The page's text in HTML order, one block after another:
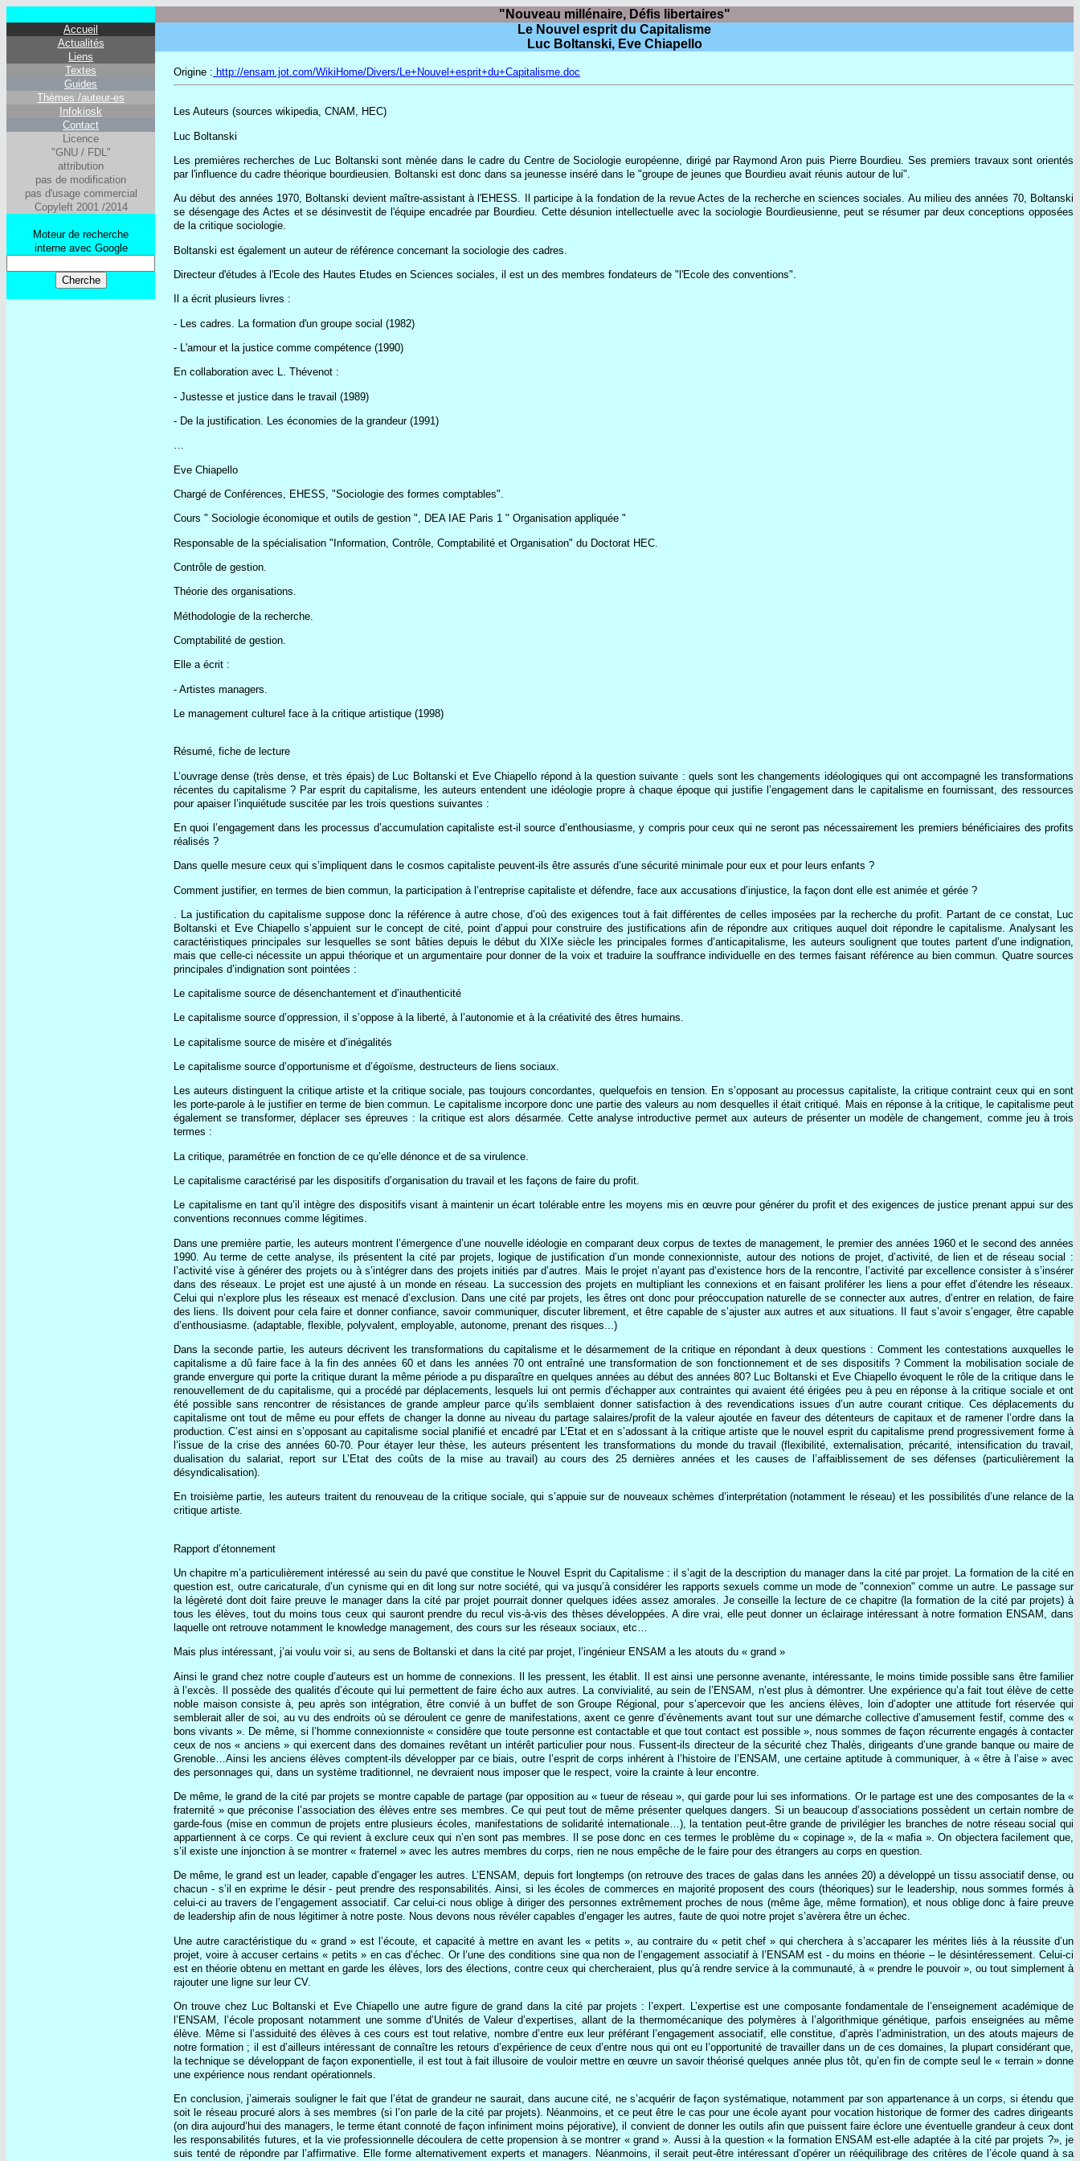
"Nouveau millénaire, Défis libertaires"
Accueil
Actualités
Liens
Textes
Guides
Thèmes /auteur-es
Infokiosk
Contact
Licence
"GNU / FDL"
attribution
pas de modification
pas d'usage commercial
Copyleft 2001 /2014
Moteur de recherche
interne avec Google
Le Nouvel esprit du Capitalisme
Luc Boltanski, Eve Chiapello
Origine : http://ensam.jot.com/WikiHome/Divers/Le+Nouvel+esprit+du+Capitalisme.doc
Les Auteurs (sources wikipedia, CNAM, HEC)
Luc Boltanski
Les premières recherches de Luc Boltanski sont mènée dans le cadre du Centre de Sociologie européenne, dirigé par Raymond Aron puis Pierre Bourdieu. Ses premiers travaux sont orientés
par l'influence du cadre théorique bourdieusien. Boltanski est donc dans sa jeunesse inséré dans le "groupe de jeunes que Bourdieu avait réunis autour de lui".
Au début des années 1970, Boltanski devient maître-assistant à l'EHESS. Il participe à la fondation de la revue Actes de la recherche en sciences sociales. Au milieu des années 70, Boltanski
se désengage des Actes et se désinvestit de l'équipe encadrée par Bourdieu. Cette désunion intellectuelle avec la sociologie Bourdieusienne, peut se résumer par deux conceptions opposées
de la critique sociologie.
Boltanski est également un auteur de référence concernant la sociologie des cadres.
Directeur d'études à l'Ecole des Hautes Etudes en Sciences sociales, il est un des membres fondateurs de "l'Ecole des conventions".
Il a écrit plusieurs livres :
- Les cadres. La formation d'un groupe social (1982)
- L'amour et la justice comme compétence (1990)
En collaboration avec L. Thévenot :
- Justesse et justice dans le travail (1989)
- De la justification. Les économies de la grandeur (1991)
…
Eve Chiapello
Chargé de Conférences, EHESS, "Sociologie des formes comptables".
Cours " Sociologie économique et outils de gestion ", DEA IAE Paris 1 " Organisation appliquée "
Responsable de la spécialisation "Information, Contrôle, Comptabilité et Organisation" du Doctorat HEC.
Contrôle de gestion.
Théorie des organisations.
Méthodologie de la recherche.
Comptabilité de gestion.
Elle a écrit :
- Artistes managers.
Le management culturel face à la critique artistique (1998)
Résumé, fiche de lecture
L’ouvrage dense (très dense, et très épais) de Luc Boltanski et Eve Chiapello répond à la question suivante : quels sont les changements idéologiques qui ont accompagné les transformations
récentes du capitalisme ? Par esprit du capitalisme, les auteurs entendent une idéologie propre à chaque époque qui justifie l’engagement dans le capitalisme en fournissant, des ressources
pour apaiser l’inquiétude suscitée par les trois questions suivantes :
En quoi l’engagement dans les processus d’accumulation capitaliste est-il source d’enthousiasme, y compris pour ceux qui ne seront pas nécessairement les premiers bénéficiaires des profits
réalisés ?
Dans quelle mesure ceux qui s’impliquent dans le cosmos capitaliste peuvent-ils être assurés d’une sécurité minimale pour eux et pour leurs enfants ?
Comment justifier, en termes de bien commun, la participation à l’entreprise capitaliste et défendre, face aux accusations d’injustice, la façon dont elle est animée et gérée ?
. La justification du capitalisme suppose donc la référence à autre chose, d’où des exigences tout à fait différentes de celles imposées par la recherche du profit. Partant de ce constat, Luc
Boltanski et Eve Chiapello s’appuient sur le concept de cité, point d’appui pour construire des justifications afin de répondre aux critiques auquel doit répondre le capitalisme. Analysant les
caractéristiques principales sur lesquelles se sont bâties depuis le début du XIXe siècle les principales formes d’anticapitalisme, les auteurs soulignent que toutes partent d’une indignation,
mais que celle-ci nécessite un appui théorique et un argumentaire pour donner de la voix et traduire la souffrance individuelle en des termes faisant référence au bien commun. Quatre sources
principales d’indignation sont pointées :
Le capitalisme source de désenchantement et d’inauthenticité
Le capitalisme source d’oppression, il s’oppose à la liberté, à l’autonomie et à la créativité des êtres humains.
Le capitalisme source de misère et d’inégalités
Le capitalisme source d’opportunisme et d’égoïsme, destructeurs de liens sociaux.
Les auteurs distinguent la critique artiste et la critique sociale, pas toujours concordantes, quelquefois en tension. En s’opposant au processus capitaliste, la critique contraint ceux qui en sont
les porte-parole à le justifier en terme de bien commun. Le capitalisme incorpore donc une partie des valeurs au nom desquelles il était critiqué. Mais en réponse à la critique, le capitalisme peut
également se transformer, déplacer ses épreuves : la critique est alors désarmée. Cette analyse introductive permet aux auteurs de présenter un modèle de changement, comme jeu à trois
termes :
La critique, paramétrée en fonction de ce qu’elle dénonce et de sa virulence.
Le capitalisme caractérisé par les dispositifs d’organisation du travail et les façons de faire du profit.
Le capitalisme en tant qu’il intègre des dispositifs visant à maintenir un écart tolérable entre les moyens mis en œuvre pour générer du profit et des exigences de justice prenant appui sur des
conventions reconnues comme légitimes.
Dans une première partie, les auteurs montrent l’émergence d’une nouvelle idéologie en comparant deux corpus de textes de management, le premier des années 1960 et le second des années
1990. Au terme de cette analyse, ils présentent la cité par projets, logique de justification d’un monde connexionniste, autour des notions de projet, d’activité, de lien et de réseau social :
l’activité vise à générer des projets ou à s’intégrer dans des projets initiés par d’autres. Mais le projet n’ayant pas d’existence hors de la rencontre, l’activité par excellence consister à s’insérer
dans des réseaux. Le projet est une ajusté à un monde en réseau. La succession des projets en multipliant les connexions et en faisant proliférer les liens a pour effet d’étendre les réseaux.
Celui qui n’explore plus les réseaux est menacé d’exclusion. Dans une cité par projets, les êtres ont donc pour préoccupation naturelle de se connecter aux autres, d’entrer en relation, de faire
des liens. Ils doivent pour cela faire et donner confiance, savoir communiquer, discuter librement, et être capable de s’ajuster aux autres et aux situations. Il faut s’avoir s’engager, être capable
d’enthousiasme. (adaptable, flexible, polyvalent, employable, autonome, prenant des risques...)
Dans la seconde partie, les auteurs décrivent les transformations du capitalisme et le désarmement de la critique en répondant à deux questions : Comment les contestations auxquelles le
capitalisme a dû faire face à la fin des années 60 et dans les années 70 ont entraîné une transformation de son fonctionnement et de ses dispositifs ? Comment la mobilisation sociale de
grande envergure qui porte la critique durant la même période a pu disparaître en quelques années au début des années 80? Luc Boltanski et Eve Chiapello évoquent le rôle de la critique dans le
renouvellement de du capitalisme, qui a procédé par déplacements, lesquels lui ont permis d’échapper aux contraintes qui avaient été érigées peu à peu en réponse à la critique sociale et ont
été possible sans rencontrer de résistances de grande ampleur parce qu’ils semblaient donner satisfaction à des revendications issues d’un autre courant critique. Ces déplacements du
capitalisme ont tout de même eu pour effets de changer la donne au niveau du partage salaires/profit de la valeur ajoutée en faveur des détenteurs de capitaux et de ramener l’ordre dans la
production. C’est ainsi en s’opposant au capitalisme social planifié et encadré par L’Etat et en s’adossant à la critique artiste que le nouvel esprit du capitalisme prend progressivement forme à
l’issue de la crise des années 60-70. Pour étayer leur thèse, les auteurs présentent les transformations du monde du travail (flexibilité, externalisation, précarité, intensification du travail,
dualisation du salariat, report sur L’Etat des coûts de la mise au travail) au cours des 25 dernières années et les causes de l’affaiblissement de ses défenses (particulièrement la
désyndicalisation).
En troisième partie, les auteurs traitent du renouveau de la critique sociale, qui s’appuie sur de nouveaux schèmes d’interprétation (notamment le réseau) et les possibilités d’une relance de la
critique artiste.
Rapport d’étonnement
Un chapitre m’a particulièrement intéressé au sein du pavé que constitue le Nouvel Esprit du Capitalisme : il s’agit de la description du manager dans la cité par projet. La formation de la cité en
question est, outre caricaturale, d’un cynisme qui en dit long sur notre société, qui va jusqu’à considérer les rapports sexuels comme un mode de "connexion" comme un autre. Le passage sur
la légèreté dont doit faire preuve le manager dans la cité par projet pourrait donner quelques idées assez amorales. Je conseille la lecture de ce chapitre (la formation de la cité par projets) à
tous les élèves, tout du moins tous ceux qui sauront prendre du recul vis-à-vis des thèses développées. A dire vrai, elle peut donner un éclairage intéressant à notre formation ENSAM, dans
laquelle ont retrouve notamment le knowledge management, des cours sur les réseaux sociaux, etc…
Mais plus intéressant, j’ai voulu voir si, au sens de Boltanski et dans la cité par projet, l’ingénieur ENSAM a les atouts du « grand »
Ainsi le grand chez notre couple d’auteurs est un homme de connexions. Il les pressent, les établit. Il est ainsi une personne avenante, intéressante, le moins timide possible sans être familier
à l’excès. Il possède des qualités d’écoute qui lui permettent de faire écho aux autres. La convivialité, au sein de l’ENSAM, n’est plus à démontrer. Une expérience qu’a fait tout élève de cette
noble maison consiste à, peu après son intégration, être convié à un buffet de son Groupe Régional, pour s’apercevoir que les anciens élèves, loin d’adopter une attitude fort réservée qui
semblerait aller de soi, au vu des endroits où se déroulent ce genre de manifestations, axent ce genre d’évènements avant tout sur une démarche collective d’amusement festif, comme des «
bons vivants ». De même, si l’homme connexionniste « considère que toute personne est contactable et que tout contact est possible », nous sommes de façon récurrente engagés à contacter
ceux de nos « anciens » qui exercent dans des domaines revêtant un intérêt particulier pour nous. Fussent-ils directeur de la sécurité chez Thalès, dirigeants d’une grande banque ou maire de
Grenoble…Ainsi les anciens élèves comptent-ils développer par ce biais, outre l’esprit de corps inhérent à l’histoire de l’ENSAM, une certaine aptitude à communiquer, à « être à l’aise » avec
des personnages qui, dans un système traditionnel, ne devraient nous imposer que le respect, voire la crainte à leur encontre.
De même, le grand de la cité par projets se montre capable de partage (par opposition au « tueur de réseau », qui garde pour lui ses informations. Or le partage est une des composantes de la «
fraternité » que préconise l’association des élèves entre ses membres. Ce qui peut tout de même présenter quelques dangers. Si un beaucoup d’associations possèdent un certain nombre de
garde-fous (mise en commun de projets entre plusieurs écoles, manifestations de solidarité internationale…), la tentation peut-être grande de privilégier les branches de notre réseau social qui
appartiennent à ce corps. Ce qui revient à exclure ceux qui n’en sont pas membres. Il se pose donc en ces termes le problème du « copinage », de la « mafia ». On objectera facilement que,
s’il existe une injonction à se montrer « fraternel » avec les autres membres du corps, rien ne nous empêche de le faire pour des étrangers au corps en question.
De même, le grand est un leader, capable d’engager les autres. L’ENSAM, depuis fort longtemps (on retrouve des traces de galas dans les années 20) a développé un tissu associatif dense, ou
chacun - s’il en exprime le désir - peut prendre des responsabilités. Ainsi, si les écoles de commerces en majorité proposent des cours (théoriques) sur le leadership, nous sommes formés à
celui-ci au travers de l’engagement associatif. Car celui-ci nous oblige à diriger des personnes extrêmement proches de nous (même âge, même formation), et nous oblige donc à faire preuve
de leadership afin de nous légitimer à notre poste. Nous devons nous révéler capables d’engager les autres, faute de quoi notre projet s’avèrera être un échec.
Une autre caractéristique du « grand » est l’écoute, et capacité à mettre en avant les « petits », au contraire du « petit chef » qui cherchera à s’accaparer les mérites liés à la réussite d’un
projet, voire à accuser certains « petits » en cas d’échec. Or l’une des conditions sine qua non de l’engagement associatif à l’ENSAM est - du moins en théorie – le désintéressement. Celui-ci
est en théorie obtenu en mettant en garde les élèves, lors des élections, contre ceux qui chercheraient, plus qu’à rendre service à la communauté, à « prendre le pouvoir », ou tout simplement à
rajouter une ligne sur leur CV.
On trouve chez Luc Boltanski et Eve Chiapello une autre figure de grand dans la cité par projets : l’expert. L’expertise est une composante fondamentale de l’enseignement académique de
l’ENSAM, l’école proposant notamment une somme d’Unités de Valeur d’expertises, allant de la thermomécanique des polymères à l’algorithmique génétique, parfois enseignées au même
élève. Même si l’assiduité des élèves à ces cours est tout relative, nombre d’entre eux leur préférant l’engagement associatif, elle constitue, d’après l’administration, un des atouts majeurs de
notre formation ; il est d’ailleurs intéressant de connaître les retours d’expérience de ceux d’entre nous qui ont eu l’opportunité de travailler dans un de ces domaines, la plupart considérant que,
la technique se développant de façon exponentielle, il est tout à fait illusoire de vouloir mettre en œuvre un savoir théorisé quelques année plus tôt, qu’en fin de compte seul le « terrain » donne
une expérience nous rendant opérationnels.
En conclusion, j’aimerais souligner le fait que l’état de grandeur ne saurait, dans aucune cité, ne s’acquérir de façon systématique, notamment par son appartenance à un corps, si étendu que
soit le réseau procuré alors à ses membres (si l’on parle de la cité par projets). Néanmoins, et ce peut être le cas pour une école ayant pour vocation historique de former des cadres dirigeants
(on dira aujourd’hui des managers, le terme étant connoté de façon infiniment moins péjorative), il convient de donner les outils afin que puissent faire éclore une éventuelle grandeur à ceux dont
les responsabilités futures, et la vie professionnelle découlera de cette propension à se montrer « grand ». Aussi à la question « la formation ENSAM est-elle adaptée à la cité par projets ?», je
suis tenté de répondre par l’affirmative. Elle forme alternativement experts et managers. Néanmoins, il serait peut-être intéressant d’opérer un rééquilibrage des critères de l’école quand à sa